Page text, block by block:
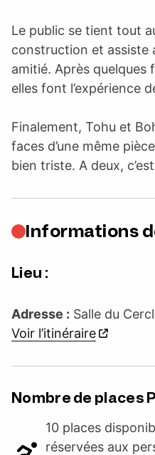
Le public se tient tout
construction et assiste
amitié. Après quelques
elles font l’expérience
Finalement, Tohu et
faces d’une même
bien triste. A deux,
Informations
Lieu :
Adresse : Salle du
Voir l’itinéraire
Nombre de places
10 places
réservées aux